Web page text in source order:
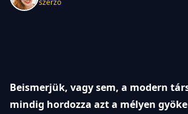
szerző
Beismerjük, vagy sem, a modern
mindig hordozza azt a mélyen